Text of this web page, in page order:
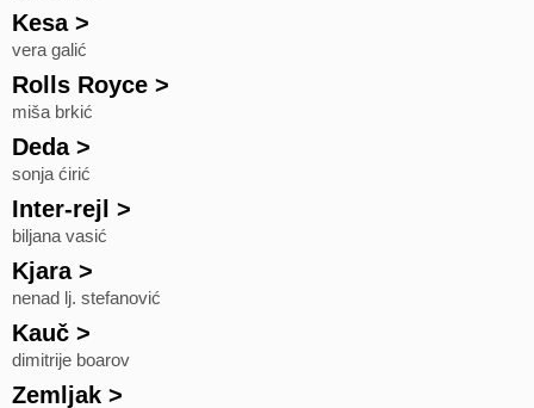
Kesa>
vera galić
Rolls Royce >
miša brkić
Deda>
sonja ćirić
Inter-rejl >
biljana vasić
Kjara>
nenad lj. stefanović
Kauč >
dimitrije boarov
Zemljak >